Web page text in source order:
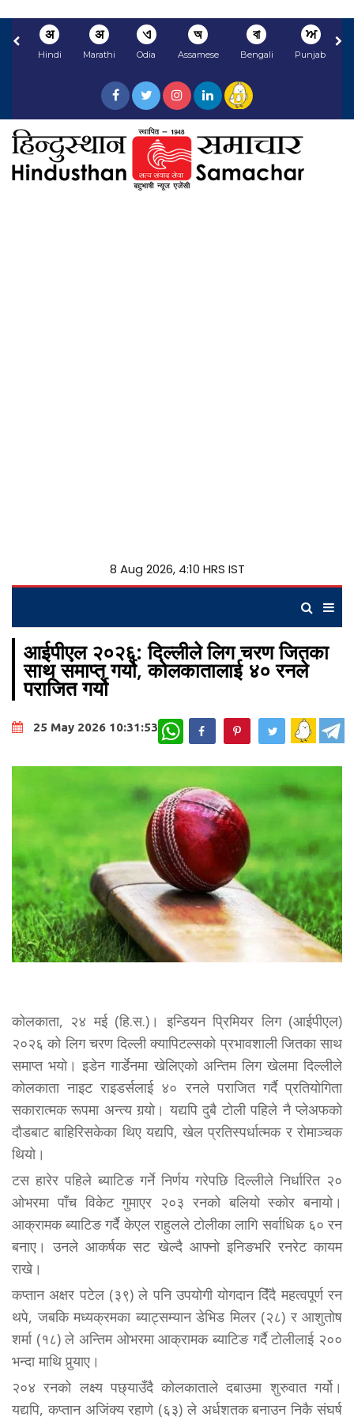
अ
Hindi
अ
Marathi
ଏ
Odia
অ
Assamese
বা
Bengali
ਅ
Punjabi
8 Aug 2026, 4:10 HRS IST
आईपीएल २०२६: दिल्लीले लिग चरण जितका
साथ समाप्त गर्यो, कोलकातालाई ४० रनले
पराजित गर्यो
25 May 2026 10:31:53 WhatsApp
कोलकाता, २४ मई (हि.स.)। इन्डियन प्रिमियर लिग (आईपीएल)
२०२६ को लिग चरण दिल्ली क्यापिटल्सको प्रभावशाली जितका साथ
समाप्त भयो। इडेन गार्डेनमा खेलिएको अन्तिम लिग खेलमा दिल्लीले
कोलकाता नाइट राइडर्सलाई ४० रनले पराजित गर्दै प्रतियोगिता
सकारात्मक रूपमा अन्त्य गर्‍यो। यद्यपि दुबै टोली पहिले नै प्लेअफको
दौडबाट बाहिरिसकेका थिए यद्यपि, खेल प्रतिस्पर्धात्मक र रोमाञ्चक
थियो।
टस हारेर पहिले ब्याटिङ गर्ने निर्णय गरेपछि दिल्लीले निर्धारित २०
ओभरमा पाँच विकेट गुमाएर २०३ रनको बलियो स्कोर बनायो।
आक्रामक ब्याटिङ गर्दै केएल राहुलले टोलीका लागि सर्वाधिक ६० रन
बनाए। उनले आकर्षक सट खेल्दै आफ्नो इनिङभरि रनरेट कायम
राखे।
कप्तान अक्षर पटेल (३९) ले पनि उपयोगी योगदान दिॅंदै महत्वपूर्ण रन
थपे, जबकि मध्यक्रमका ब्याट्सम्यान डेभिड मिलर (२८) र आशुतोष
शर्मा (१८) ले अन्तिम ओभरमा आक्रामक ब्याटिङ गर्दै टोलीलाई २००
भन्दा माथि पुर्‍याए।
२०४ रनको लक्ष्य पछ्याउँदै कोलकाताले दबाउमा शुरुवात गर्यो।
यद्यपि, कप्तान अजिंक्य रहाणे (६३) ले अर्धशतक बनाउन निकै संघर्ष